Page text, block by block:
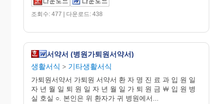
조회수: 477 | 다운로드: 438
서약서 (병원가퇴원서약서)
생활서식 > 기타생활서식
가퇴원서약서 가퇴원 서약서 환 자 명 진 료 과 입 원 일
자 년 월 일 퇴 원 일 자 년 월 일 가 퇴 원 금 ￦ 입 원 병
실 호실 ○. 본인은 위 환자가 귀 병원에서...